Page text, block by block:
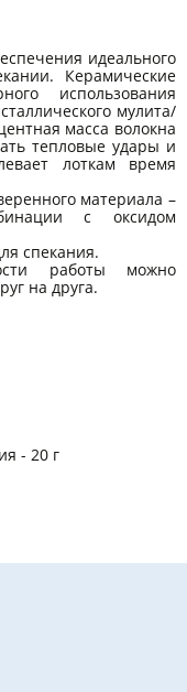
идеального
Керамические
использования
мулита/
масса волокна
тепловые удары и
лоткам время
материала –
с оксидом
спекания.
работы можно
на друга.
- 20 г